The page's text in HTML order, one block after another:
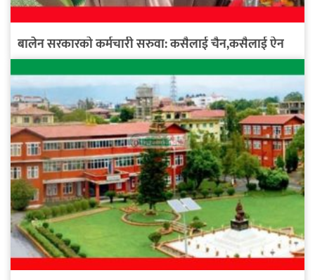
बालेन सरकारको कर्मचारी सरुवा: कसैलाई चैन,कसैलाई ऐन